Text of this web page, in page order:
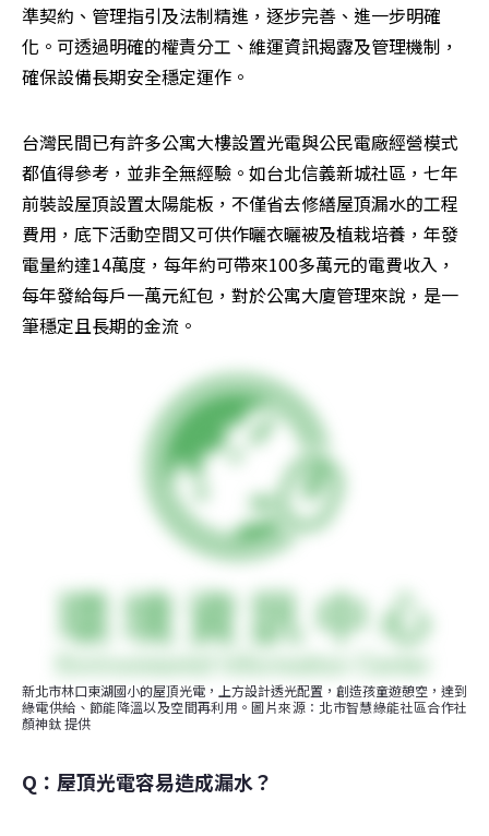
準契約、管理指引及法制精進，逐步完善、進一步明確
化。可透過明確的權責分工、維運資訊揭露及管理機制，
確保設備長期安全穩定運作。
台灣民間已有許多公寓大樓設置光電與公民電廠經營模式
都值得參考，並非全無經驗。如台北信義新城社區，七年
前裝設屋頂設置太陽能板，不僅省去修繕屋頂漏水的工程
費用，底下活動空間又可供作曬衣曬被及植栽培養，年發
電量約達14萬度，每年約可帶來100多萬元的電費收入，
每年發給每戶一萬元紅包，對於公寓大廈管理來說，是一
筆穩定且長期的金流。
新北市林口東湖國小的屋頂光電，上方設計透光配置，創造孩童遊憩空，達到
綠電供給、節能降溫以及空間再利用。圖片來源：北市智慧綠能社區合作社
顏神鈦 提供
Q：屋頂光電容易造成漏水？